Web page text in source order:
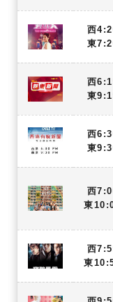
西
東
西
東
西
東
西
東
西
東